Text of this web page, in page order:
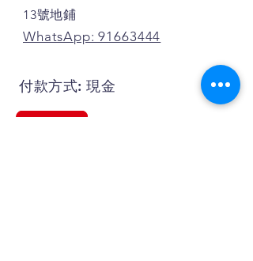
13號地鋪
WhatsApp: 91663444
付款方式: 現金